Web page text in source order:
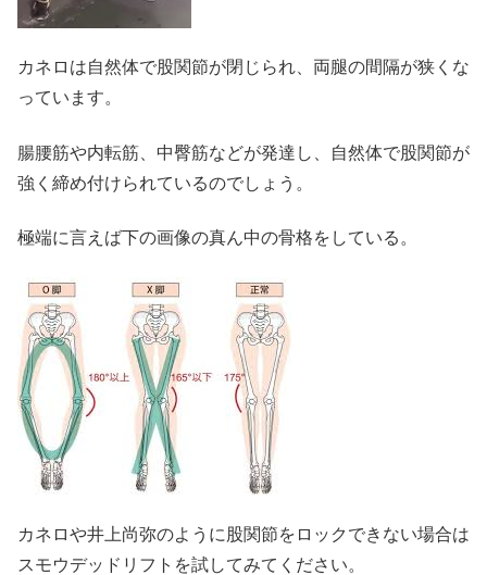
カネロは自然体で股関節が閉じられ、両腿の間隔が狭くな
っています。
腸腰筋や内転筋、中臀筋などが発達し、自然体で股関節が
強く締め付けられているのでしょう。
極端に言えば下の画像の真ん中の骨格をしている。
カネロや井上尚弥のように股関節をロックできない場合は
スモウデッドリフトを試してみてください。